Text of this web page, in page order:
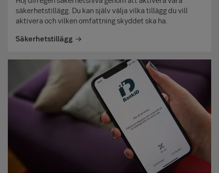
säkerhets­tillägg. Du kan själv välja vilka tillägg du vill
aktivera och vilken omfattning skyddet ska ha.
Säkerhetstillägg